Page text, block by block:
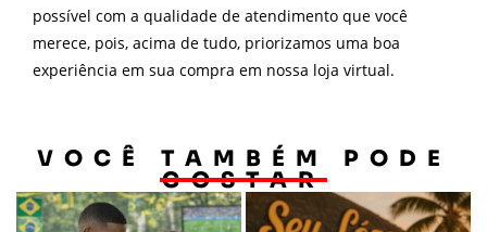
possível com a qualidade de atendimento que você
merece, pois, acima de tudo, priorizamos uma boa
experiência em sua compra em nossa loja virtual.
VOCÊ TAMBÉM PODE
GOSTAR